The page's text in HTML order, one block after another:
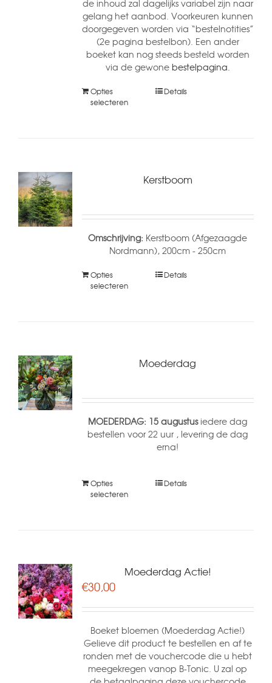
de inhoud zal dagelijks variabel zijn naar
gelang het aanbod. Voorkeuren kunnen
doorgegeven worden via “bestelnotities”
(2e pagina bestelbon). Een ander
boeket kan nog steeds besteld worden
via de gewone bestelpagina.
Opties
selecteren
Details
Kerstboom
Omschrijving: Kerstboom (Afgezaagde
Nordmann), 200cm - 250cm
Opties
selecteren
Details
Moederdag
MOEDERDAG: 15 augustusiedere dag
bestellen voor 22 uur , levering de dag
erna!
Opties
selecteren
Details
Moederdag Actie!
€30,00
Boeket bloemen (Moederdag Actie!)
Gelieve dit product te bestellen en af te
ronden met de vouchercode die u hebt
meegekregen vanop B-Tonic. U zal op